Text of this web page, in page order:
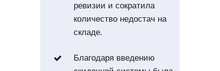
ревизии и сократила
количество недостач на
складе.
Благодаря введению